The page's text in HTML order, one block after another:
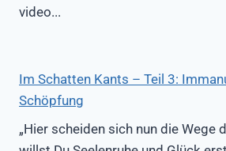
video...
Im Schatten Kants – Teil 3:
Schöpfung
„Hier scheiden sich nun die Wege